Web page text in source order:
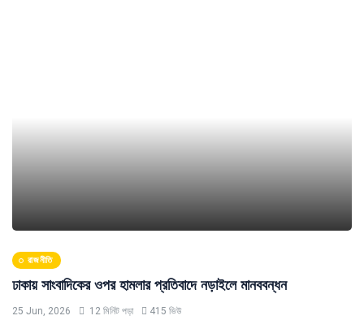
রাজনীতি
ঢাকায় সাংবাদিকের ওপর হামলার প্রতিবাদে নড়াইলে মানববন্ধন
25 Jun, 2026 12 মিনিট পড়া 415 ভিউ